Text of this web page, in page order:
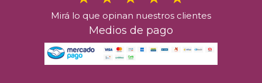
Mirá lo que opinan nuestros clientes
Medios de pago